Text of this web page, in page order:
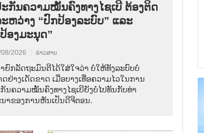
ກັນຄວາມໝັ້ນຄົງທາງໄຊເບີ ຕ້ອງຕິດ
ຫວ່າງ “ປົກປ້ອງລະບົບ” ແລະ
ອງມະນຸດ”
2026 ຂ່າວສານ
ຍົກລັດຖະມົນຕີໄດ້ໃສ່ໃຈວ່າ ບໍ່ໃຫ້ທັງລະບົບບໍ່
ຢ່າງເດັດຂາດ ເມື່ອບາງເທື່ອຄວາມໄວໃນການ
ນຄວາມໝັ້ນຄົງທາງໄຊເບີຍັງບໍ່ໄປທັນກັບທ່າ
າຂອງການຫັນເປັນດີຈີຕອນ.